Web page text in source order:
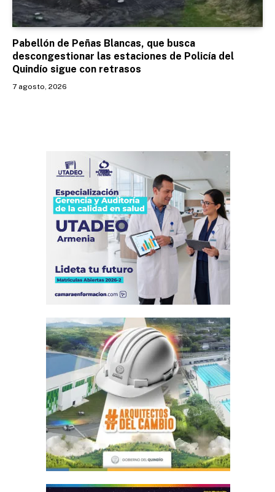
Pabellón de Peñas Blancas, que busca
descongestionar las estaciones de Policía del
Quindío sigue con retrasos
7 agosto, 2026